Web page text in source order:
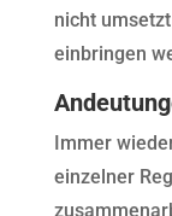
nicht
einbringen
Immer
einzelner